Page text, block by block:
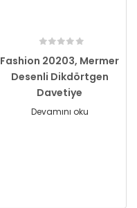
Fashion 20203, Mermer
Desenli Dikdörtgen
Davetiye
Devamını oku